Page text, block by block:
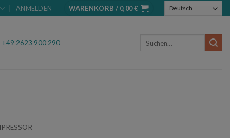
ANMELDEN WARENKORB / 0,00€
+49 2623 900 290